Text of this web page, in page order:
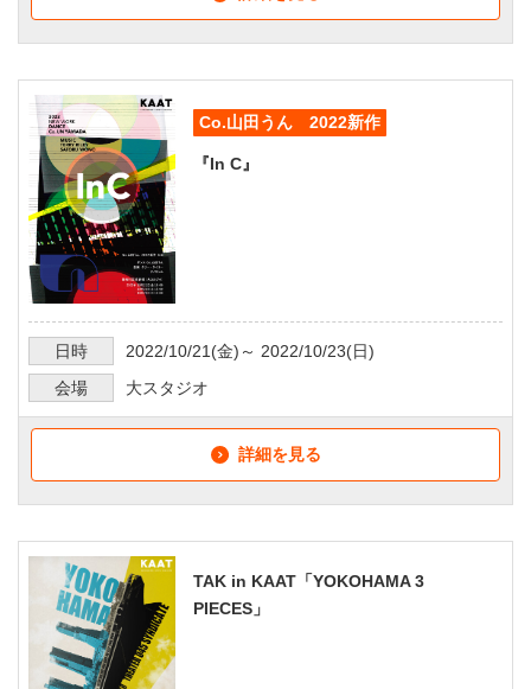
Co.山田うん 2022新作
『In C』
日時 2022/10/21 (金)～ 2022/10/23(日)
会場
大スタジオ
詳細を見る
TAK in KAAT「YOKOHAMA 3
PIECES」